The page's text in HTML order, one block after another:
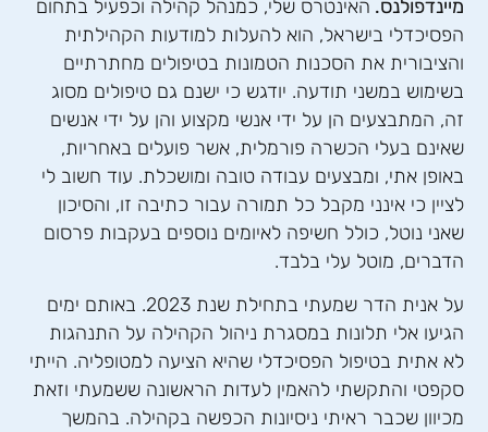
מיינדפולנס. האינטרס שלי, כמנהל קהילה וכפעיל בתחום
הפסיכדלי בישראל, הוא להעלות למודעות הקהילתית
והציבורית את הסכנות הטמונות בטיפולים מחתרתיים
בשימוש במשני תודעה. יודגש כי ישנם גם טיפולים מסוג
זה, המתבצעים הן על ידי אנשי מקצוע והן על ידי אנשים
שאינם בעלי הכשרה פורמלית, אשר פועלים באחריות,
באופן אתי, ומבצעים עבודה טובה ומושכלת. עוד חשוב לי
לציין כי אינני מקבל כל תמורה עבור כתיבה זו, והסיכון
שאני נוטל, כולל חשיפה לאיומים נוספים בעקבות פרסום
הדברים, מוטל עלי בלבד.
על אנית הדר שמעתי בתחילת שנת 2023. באותם ימים
הגיעו אלי תלונות במסגרת ניהול הקהילה על התנהגות
לא אתית בטיפול הפסיכדלי שהיא הציעה למטופליה. הייתי
סקפטי והתקשתי להאמין לעדות הראשונה ששמעתי וזאת
מכיוון שכבר ראיתי ניסיונות הכפשה בקהילה. בהמשך